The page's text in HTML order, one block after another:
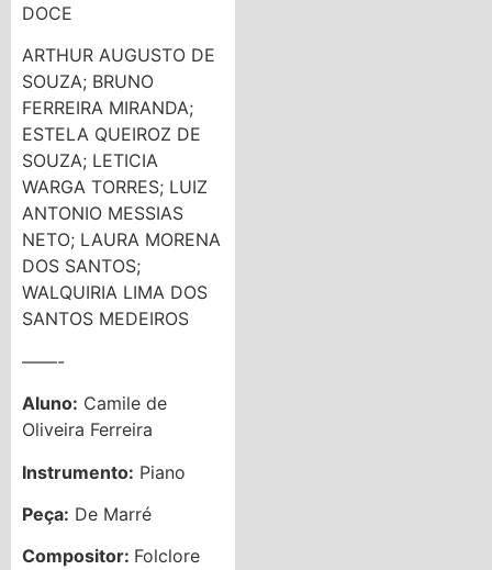
DOCE
ARTHUR AUGUSTO DE
SOUZA; BRUNO
FERREIRA MIRANDA;
ESTELA QUEIROZ DE
SOUZA; LETICIA
WARGA TORRES; LUIZ
ANTONIO MESSIAS
NETO; LAURA MORENA
DOS SANTOS;
WALQUIRIA LIMA DOS
SANTOS MEDEIROS
——-
Aluno: Camile de
Oliveira Ferreira
Instrumento: Piano
Peça: De Marré
Compositor: Folclore